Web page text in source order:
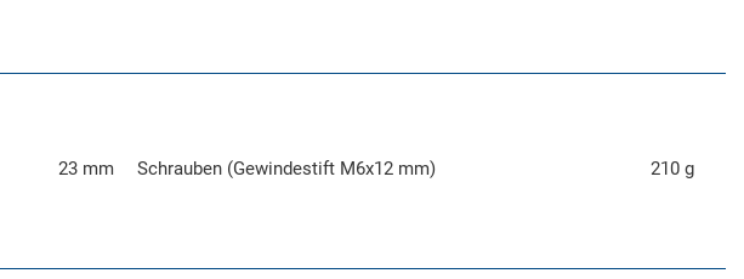
23 mm Schrauben (Gewindestift M6x12 mm) 210 g